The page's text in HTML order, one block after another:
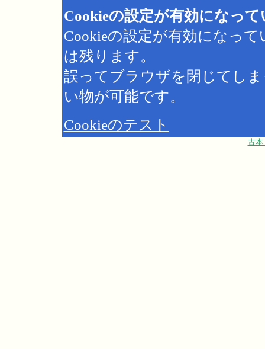
Cookieの設定が有効になっ
Cookieの設定が有効になっ
は残ります。
誤ってブラウザを閉じてし
い物が可能です。
Cookieのテスト
古本